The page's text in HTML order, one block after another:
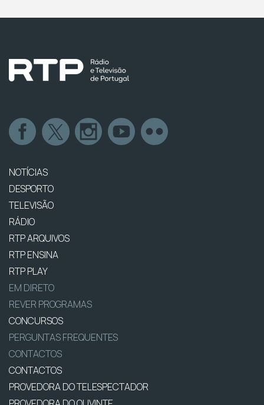
NOTÍCIAS
DESPORTO
TELEVISÃO
RÁDIO
RTP ARQUIVOS
RTP ENSINA
RTP PLAY
EM DIRETO
REVER PROGRAMAS
CONCURSOS
PERGUNTAS FREQUENTES
CONTACTOS
CONTACTOS
PROVEDORA DO TELESPECTADOR